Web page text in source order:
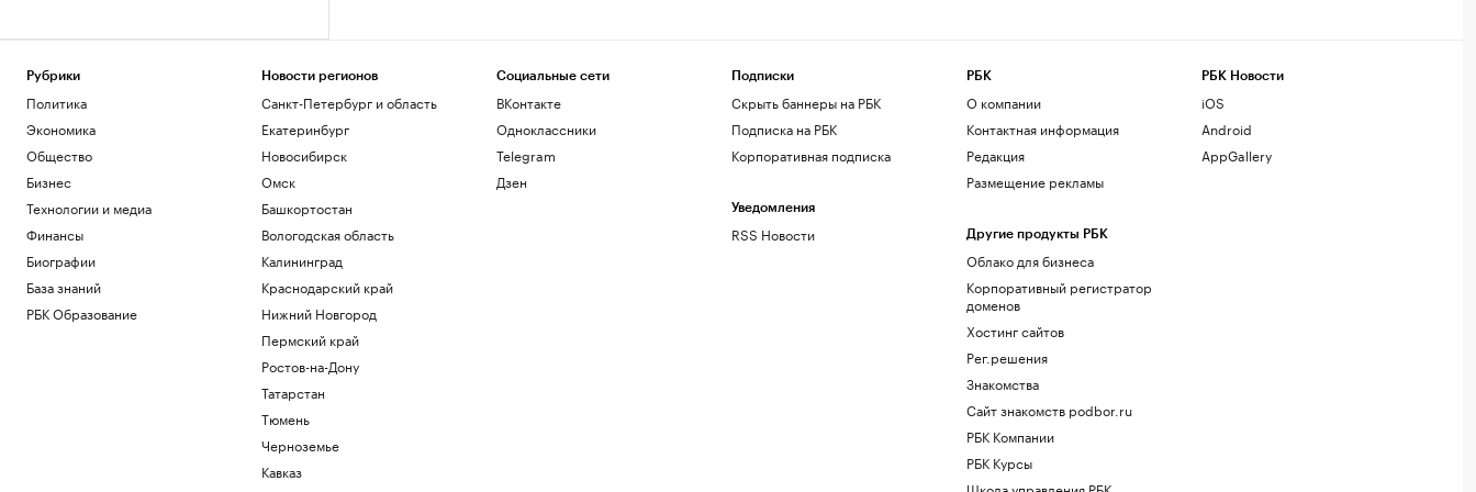
Рубрики
Политика
Экономика
Общество
Бизнес
Технологии и медиа
Финансы
Биографии
База знаний
РБК Образование
Новости регионов
Санкт-Петербург и область
Екатеринбург
Новосибирск
Омск
Башкортостан
Вологодская область
Калининград
Краснодарский край
Нижний Новгород
Пермский край
Ростов-на-Дону
Татарстан
Тюмень
Черноземье
Кавказ
Социальные сети
ВКонтакте
Одноклассники
Telegram
Дзен
Подписки
Скрыть баннеры на РБК
Подписка на РБК
Корпоративная подписка
Уведомления
RSS Новости
РБК
О компании
Контактная информация
Редакция
Размещение рекламы
Другие продукты РБК
Облако для бизнеса
Корпоративный регистратор
доменов
Хостинг сайтов
Рег.решения
Знакомства
Сайт знакомств podbor.ru
РБК Компании
РБК Курсы
РБК Новости
iOS
Android
AppGallery